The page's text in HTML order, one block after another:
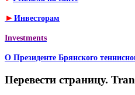
► Инвесторам
Investments
О Президенте Брянского
Перевести страницу.